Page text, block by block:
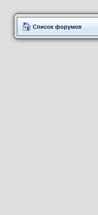
Список форумов